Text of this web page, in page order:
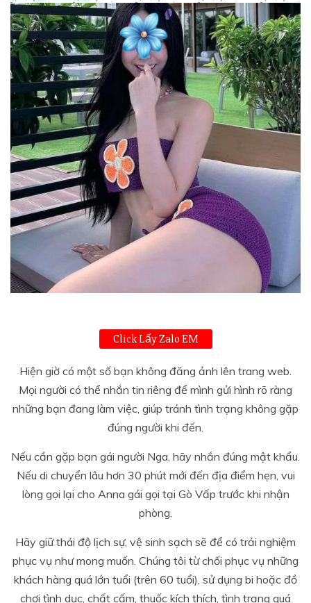
Click Lấy Zalo EM
Hiện giờ có một số bạn không đăng ảnh lên trang web.
Mọi người có thể nhắn tin riêng để mình gửi hình rõ ràng
những bạn đang làm việc, giúp tránh tình trạng không gặp
đúng người khi đến.
Nếu cần gặp bạn gái người Nga, hãy nhắn đúng mật khẩu.
Nếu di chuyển lâu hơn 30 phút mới đến địa điểm hẹn, vui
lòng gọi lại cho Anna gái gọi tại Gò Vấp trước khi nhận
phòng.
Hãy giữ thái độ lịch sự, vệ sinh sạch sẽ để có trải nghiệm
phục vụ như mong muốn. Chúng tôi từ chối phục vụ những
khách hàng quá lớn tuổi (trên 60 tuổi), sử dụng bi hoặc đồ
chơi tình dục, chất cấm, thuốc kích thích, tình trạng quá